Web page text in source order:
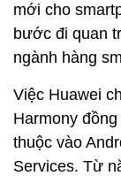
mới cho
bước đi quan
ngành hàng
Việc Huawei
Harmony
thuộc vào
Services. Từ